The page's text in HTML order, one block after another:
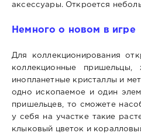
аксессуары. Откроется
Немного о новом в игре
Для коллекционирования
коллекционные
инопланетные кристаллы и
одно ископаемое и один
пришельцев, то сможете
у себя на участке такие
клыковый цветок и